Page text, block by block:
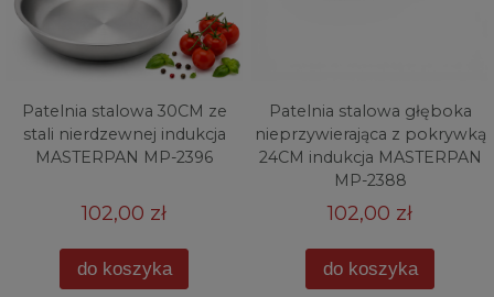
Patelnia stalowa 30CM ze
stali nierdzewnej indukcja
MASTERPAN MP-2396
102,00 zł
do koszyka
Patelnia stalowa głęboka
nieprzywierająca z pokrywką
24CM indukcja MASTERPAN
MP-2388
102,00 zł
do koszyka